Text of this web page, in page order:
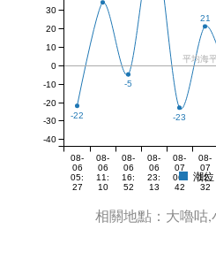
-22
-5
-23
21
平均海
08-
06
05:
27
08-
06
11:
10
08-
06
16:
52
08-
06
23:
13
08-
07
06:
42
08-
07
12:
32
-30
-20
-10
0
10
20
30
-40
潮位
相關地點：大嚕咕,